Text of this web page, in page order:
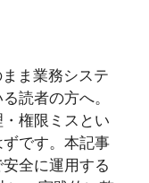
ま業務システ
読者の方へ。
権限ミスとい
です。本記事
全に運用する